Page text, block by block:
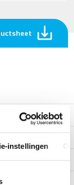
instellingen